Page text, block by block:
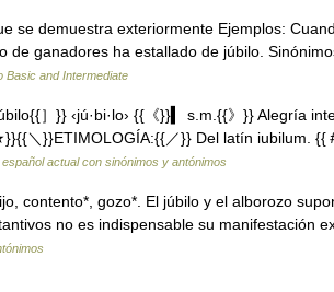
se demuestra exteriormente Ejemplos:
de ganadores ha estallado de júbilo.
Basic and Intermediate
］}} ‹jú·bi·lo› {{《}}▍ s.m.{{》}} Alegría
＼}}ETIMOLOGÍA:{{／}} Del latín iubilum. {{
actual con sinónimos y antónimos
contento*, gozo*. El júbilo y el alborozo
no es indispensable su manifestación